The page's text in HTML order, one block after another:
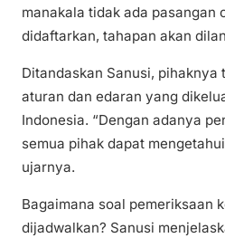
manakala tidak ada pasangan
didaftarkan, tahapan akan
Ditandaskan Sanusi, pihaknya
aturan dan edaran yang
Indonesia. “Dengan adanya
semua pihak dapat
ujarnya.
Bagaimana soal pemeriksaan
dijadwalkan? Sanusi